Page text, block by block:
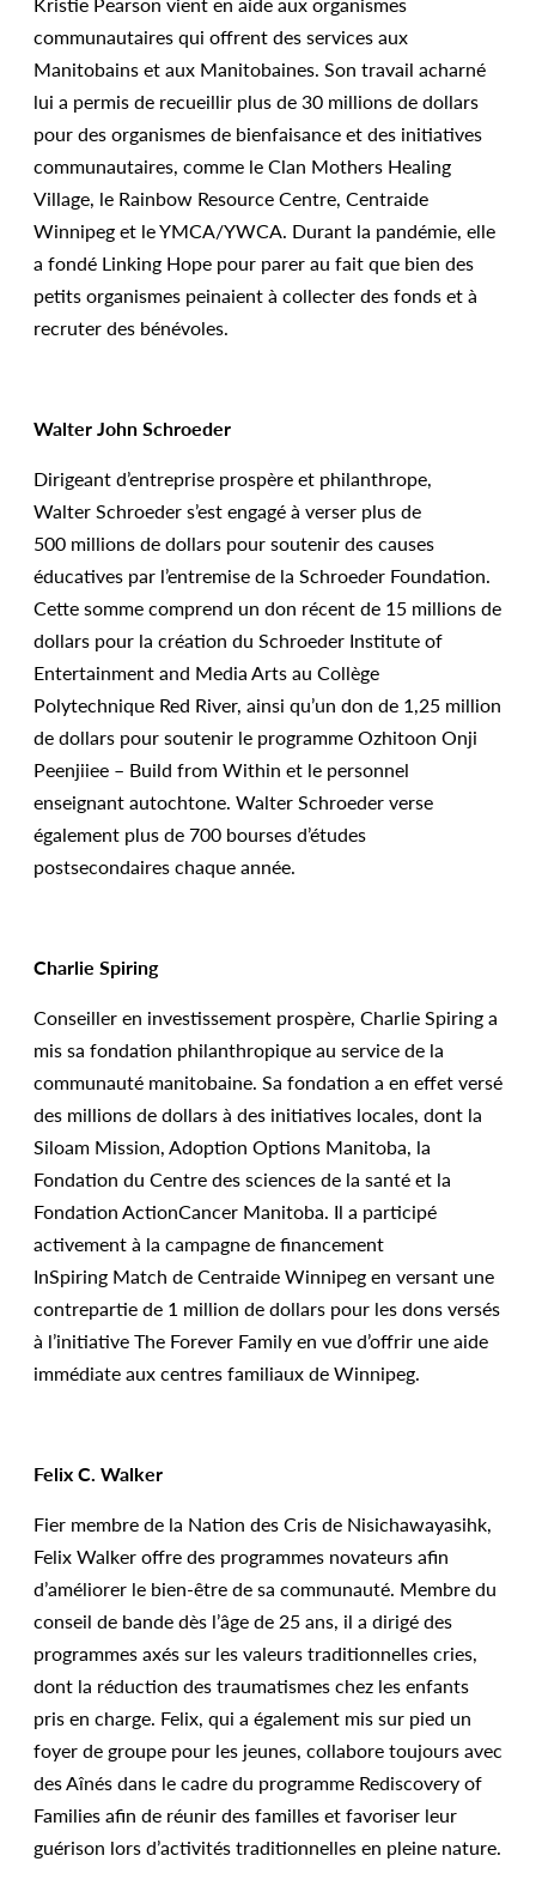
communautaires qui offrent des services aux
Manitobains et aux Manitobaines. Son travail acharné
lui a permis de recueillir plus de 30 millions de dollars
pour des organismes de bienfaisance et des initiatives
communautaires, comme le Clan Mothers Healing
Village, le Rainbow Resource Centre, Centraide
Winnipeg et le YMCA/YWCA. Durant la pandémie, elle
a fondé Linking Hope pour parer au fait que bien des
petits organismes peinaient à collecter des fonds et à
recruter des bénévoles.
Walter John Schroeder
Dirigeant d’entreprise prospère et philanthrope,
Walter Schroeder s’est engagé à verser plus de
500 millions de dollars pour soutenir des causes
éducatives par l’entremise de la Schroeder Foundation.
Cette somme comprend un don récent de 15 millions de
dollars pour la création du Schroeder Institute of
Entertainment and Media Arts au Collège
Polytechnique Red River, ainsi qu’un don de 1,25 million
de dollars pour soutenir le programme Ozhitoon Onji
Peenjiiee – Build from Within et le personnel
enseignant autochtone. Walter Schroeder verse
également plus de 700 bourses d’études
postsecondaires chaque année.
Charlie Spiring
Conseiller en investissement prospère, Charlie Spiring a
mis sa fondation philanthropique au service de la
communauté manitobaine. Sa fondation a en effet versé
des millions de dollars à des initiatives locales, dont la
Siloam Mission, Adoption Options Manitoba, la
Fondation du Centre des sciences de la santé et la
Fondation ActionCancer Manitoba. Il a participé
activement à la campagne de financement
InSpiring Match de Centraide Winnipeg en versant une
contrepartie de 1 million de dollars pour les dons versés
à l’initiative The Forever Family en vue d’offrir une aide
immédiate aux centres familiaux de Winnipeg.
Felix C. Walker
Fier membre de la Nation des Cris de Nisichawayasihk,
Felix Walker offre des programmes novateurs afin
d’améliorer le bien-être de sa communauté. Membre du
conseil de bande dès l’âge de 25 ans, il a dirigé des
programmes axés sur les valeurs traditionnelles cries,
dont la réduction des traumatismes chez les enfants
pris en charge. Felix, qui a également mis sur pied un
foyer de groupe pour les jeunes, collabore toujours avec
des Aînés dans le cadre du programme Rediscovery of
Families afin de réunir des familles et favoriser leur
guérison lors d’activités traditionnelles en pleine nature.